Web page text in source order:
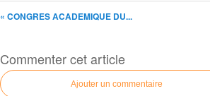
« CONGRES ACADEMIQUE DU...
Commenter cet article
Ajouter un commentaire